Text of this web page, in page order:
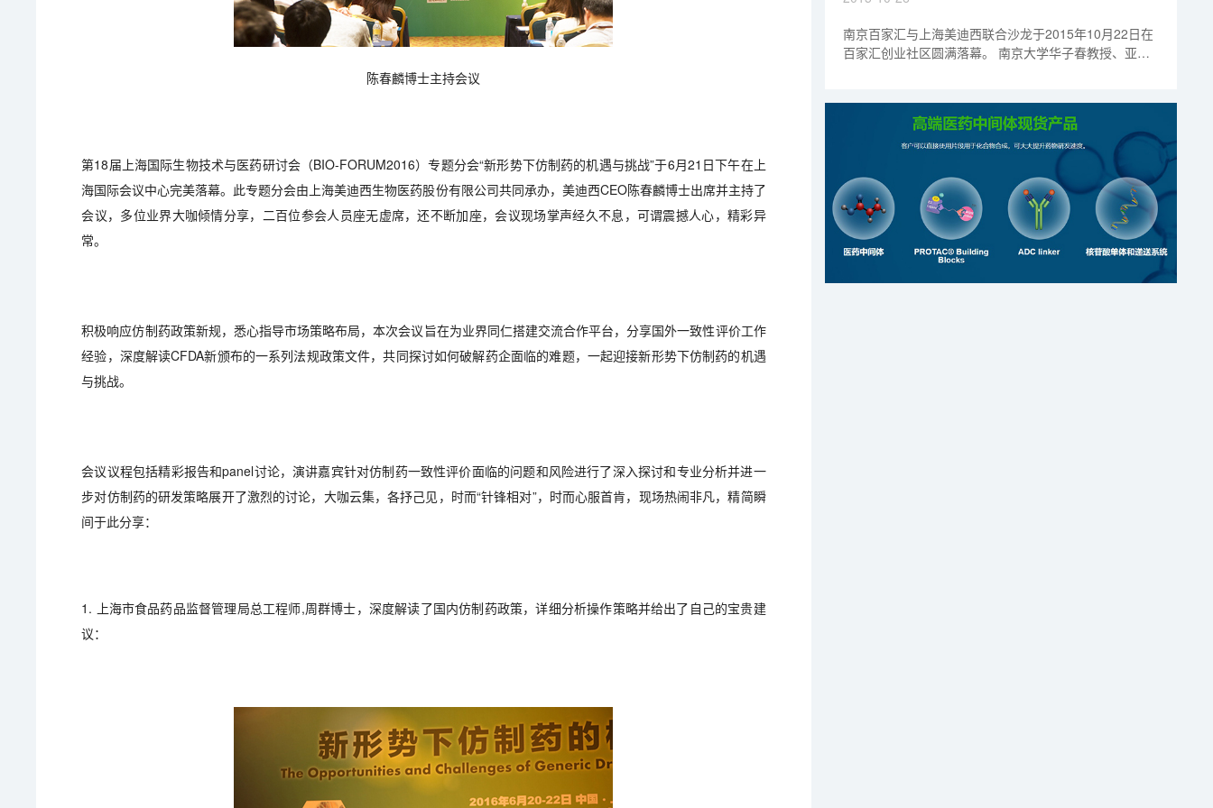
陈春麟博士主持会议
第18届上海国际生物技术与医药研讨会（BIO-FORUM2016）专题分会“新形势下仿制药的机遇与挑战”于6月21日下午在上
海国际会议中心完美落幕。此专题分会由上海美迪西生物医药股份有限公司共同承办，美迪西CEO陈春麟博士出席并主持了
会议，多位业界大咖倾情分享，二百位参会人员座无虚席，还不断加座，会议现场掌声经久不息，可谓震撼人心，精彩异
常。
积极响应仿制药政策新规，悉心指导市场策略布局，本次会议旨在为业界同仁搭建交流合作平台，分享国外一致性评价工作
经验，深度解读CFDA新颁布的一系列法规政策文件，共同探讨如何破解药企面临的难题，一起迎接新形势下仿制药的机遇
与挑战。
会议议程包括精彩报告和panel讨论，演讲嘉宾针对仿制药一致性评价面临的问题和风险进行了深入探讨和专业分析并进一
步对仿制药的研发策略展开了激烈的讨论，大咖云集，各抒己见，时而“针锋相对”，时而心服首肯，现场热闹非凡，精简瞬
间于此分享：
1. 上海市食品药品监督管理局总工程师,周群博士，深度解读了国内仿制药政策，详细分析操作策略并给出了自己的宝贵建
议：
南京百家汇与上海美迪西联合沙龙于2015年10月22日在
百家汇创业社区圆满落幕。 南京大学华子春教授、亚盛